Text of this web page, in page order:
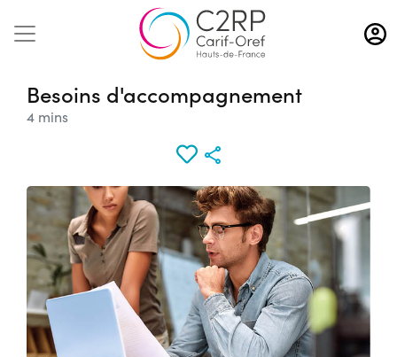
Aller
au
contenu
Besoins d'accompagnement
4 mins